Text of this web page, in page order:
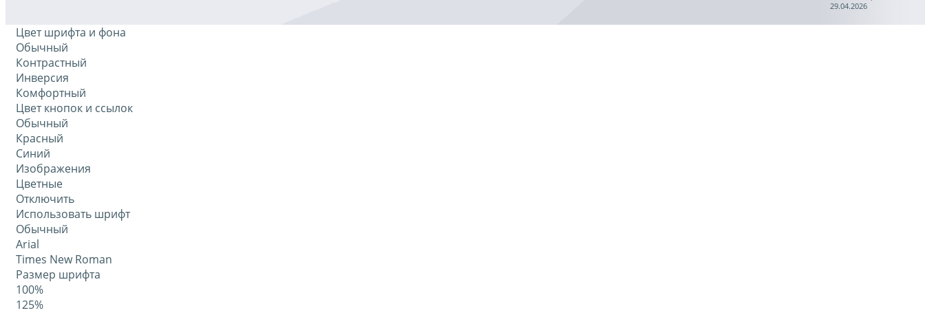
29.04.2026
Цвет шрифта и фона
Обычный
Контрастный
Инверсия
Комфортный
Цвет кнопок и ссылок
Обычный
Красный
Синий
Изображения
Цветные
Отключить
Использовать шрифт
Обычный
Arial
Times New Roman
Размер шрифта
100%
125%